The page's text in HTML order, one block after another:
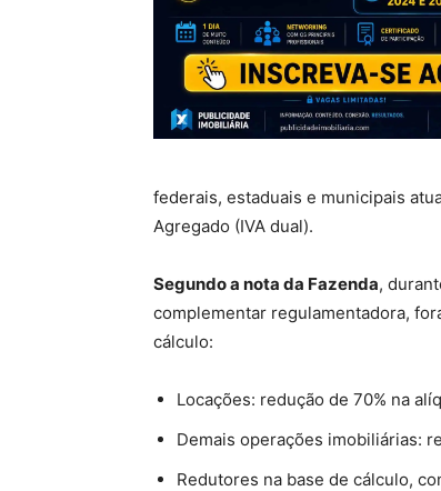
federais, estaduais e municipais
Agregado (IVA dual).
Segundo a nota da Fazenda,
complementar regulamentadora,
cálculo:
Locações: redução de 70% na
Demais operações imobiliárias:
Redutores na base de cálculo,